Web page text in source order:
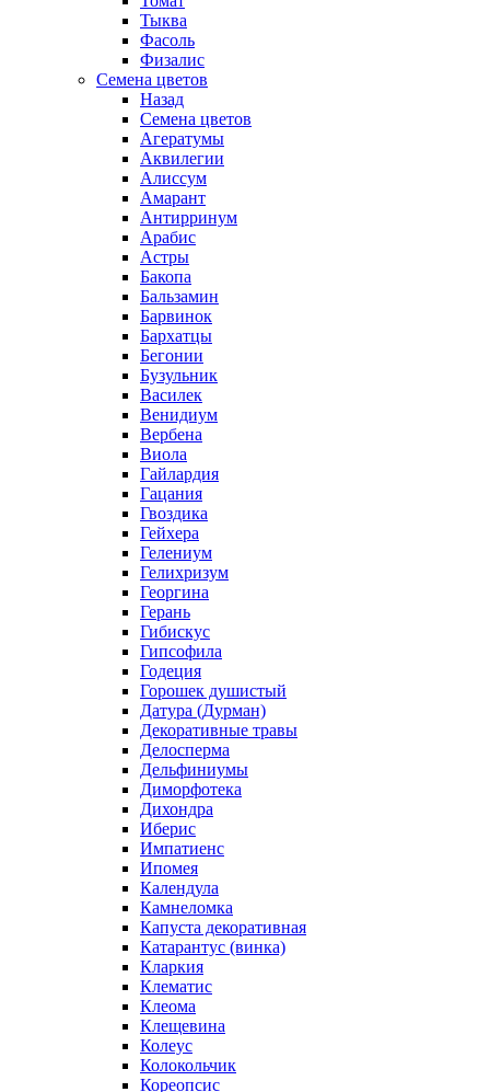
Тыква
Фасоль
Физалис
Семена цветов
Назад
Семена цветов
Агератумы
Аквилегии
Алиссум
Амарант
Антирринум
Арабис
Астры
Бакопа
Бальзамин
Барвинок
Бархатцы
Бегонии
Бузульник
Василек
Венидиум
Вербена
Виола
Гайлардия
Гацания
Гвоздика
Гейхера
Гелениум
Гелихризум
Георгина
Герань
Гибискус
Гипсофила
Годеция
Горошек душистый
Датура (Дурман)
Декоративные травы
Делосперма
Дельфиниумы
Диморфотека
Дихондра
Иберис
Импатиенс
Ипомея
Календула
Камнеломка
Капуста декоративная
Катарантус (винка)
Кларкия
Клематис
Клеома
Клещевина
Колеус
Колокольчик
Кореопсис